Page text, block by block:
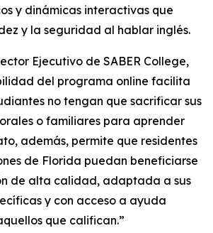
y dinámicas interactivas que
y la seguridad al hablar inglés.
Ejecutivo de SABER College,
del programa online facilita
no tengan que sacrificar sus
o familiares para aprender
además, permite que residentes
de Florida puedan beneficiarse
de alta calidad, adaptada a sus
y con acceso a ayuda
que califican.”